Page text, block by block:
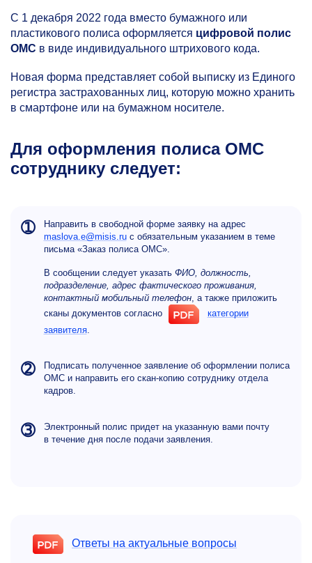
С 1 декабря 2022 года вместо бумажного или
пластикового полиса оформляется цифровой полис
ОМС в виде индивидуального штрихового кода.
Новая форма представляет собой выписку из Единого
регистра застрахованных лиц, которую можно хранить
в смартфоне или на бумажном носителе.
Для оформления полиса ОМС
сотруднику следует:
➀
Направить в свободной форме заявку на адрес
maslova.e@misis.ruс обязательным указанием в теме
письма «Заказ полиса ОМС».
В сообщении следует указать ФИО, должность,
подразделение, адрес фактического проживания,
контактный мобильный телефон, а также приложить
сканы документов согласно
категории
заявителя.
➁
Подписать полученное заявление об оформлении полиса
ОМС и направить его скан-копию сотруднику отдела
кадров.
➂
Электронный полис придет на указанную вами почту
в течение дня после подачи заявления.
Ответы на актуальные вопросы